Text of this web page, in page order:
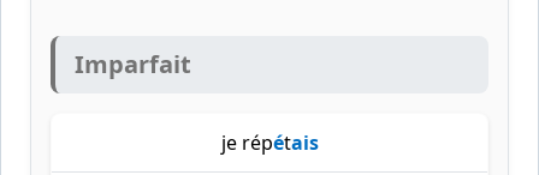
Imparfait
je répétais